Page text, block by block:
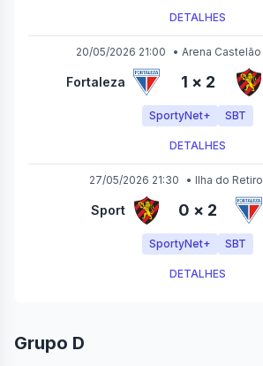
DETALHES
20/05/2026 21:00 • Arena Castelão
Fortaleza 1 × 2
SportyNet+ SBT
DETALHES
27/05/2026 21:30 • Ilha do Retiro
Sport 0 × 2
SportyNet+ SBT
DETALHES
Grupo D